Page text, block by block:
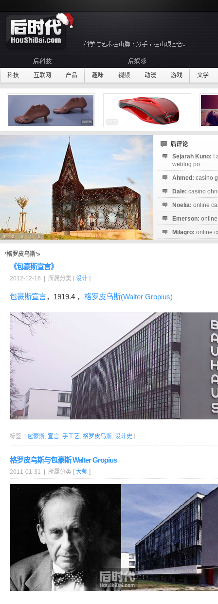
科技 互联网 产品 趣味 视频 动漫 游戏 文学
后评论
Sejarah Kuno:
weblog po...
Ahmed: casino
Dale: casino
Noelia: online
Emerson:
Milagro: online
‘格罗皮乌斯’»
《包豪斯宣言》
2012-12-16 | 所属分类 [ 设计 ]
包豪斯宣言，1919.4 ， 格罗皮乌斯(Walter Gropius)
标签: [ 包豪斯, 宣言, 手工艺, 格罗皮乌斯, 设计史 ]
格罗皮乌斯与包豪斯 Walter Gropius
2011-01-31 | 所属分类 [ 大师 ]